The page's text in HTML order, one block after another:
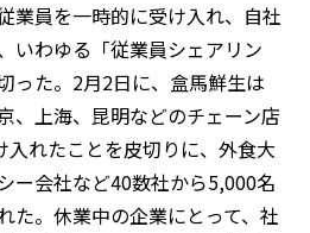
業員を一時的に受け入れ、自社
いわゆる「従業員シェアリン
った。2月2日に、盒馬鮮生は
、上海、昆明などのチェーン店
れたことを皮切りに、外食大
ー会社など40数社から5,000名
た。休業中の企業にとって、社